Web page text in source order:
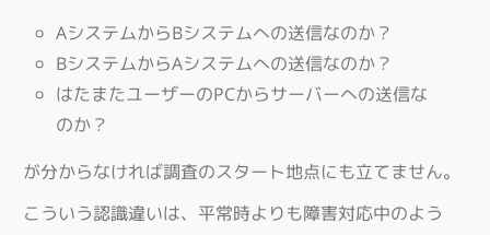
AシステムからBシステムへの送信なのか？
BシステムからAシステムへの送信なのか？
はたまたユーザーのPCからサーバーへの送信な
のか？
が分からなければ調査のスタート地点にも立てません。
こういう認識違いは、平常時よりも障害対応中のよう